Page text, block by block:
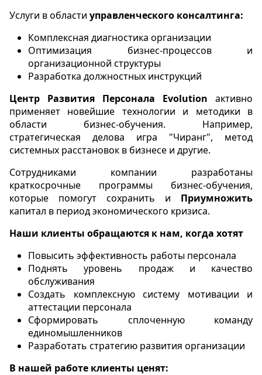
Услуги в области управленческого консалтинга:
Комплексная диагностика организации
Оптимизация бизнес-процессов и
организационной структуры
Разработка должностных инструкций
Центр Развития Персонала Evolution активно
применяет новейшие технологии и методики в
области бизнес-обучения. Например,
стратегическая делова игра "Чиранг", метод
системных расстановок в бизнесе и другие.
Сотрудниками компании разработаны
краткосрочные программы бизнес-обучения,
которые помогут сохранить и Приумножить
капитал в период экономического кризиса.
Наши клиенты обращаются к нам, когда хотят
Повысить эффективность работы персонала
Поднять уровень продаж и качество
обслуживания
Создать комплексную систему мотивации и
аттестации персонала
Сформировать сплоченную команду
единомышленников
Разработать стратегию развития организации
В нашей работе клиенты ценят: